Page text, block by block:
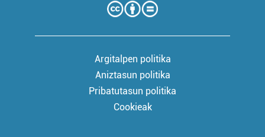
Argitalpen politika
Aniztasun politika
Pribatutasun politika
Cookieak